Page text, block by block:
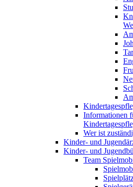
Informationen
Wer ist
Kinder- und
Kinder- und
Team